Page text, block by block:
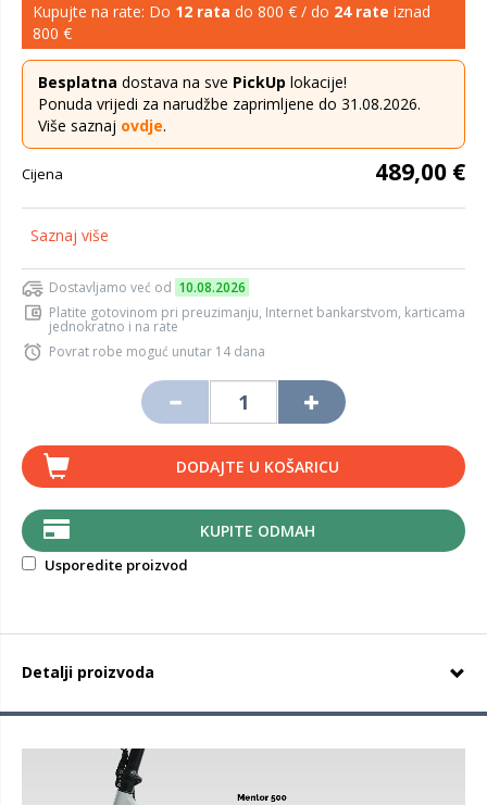
Kupujte na rate: Do 12 rata do 800 € / do 24 rate iznad
800 €
Besplatna dostava na sve PickUp lokacije!
Ponuda vrijedi za narudžbe zaprimljene do 31.08.2026.
Više saznaj ovdje.
Cijena 489,00 €
Saznaj više
Dostavljamo već od 10.08.2026
Platite gotovinom pri preuzimanju, Internet bankarstvom, karticama
jednokratno i na rate
Povrat robe moguć unutar 14 dana
DODAJTE U KOŠARICU
KUPITE ODMAH
Usporedite proizvod
Detalji proizvoda